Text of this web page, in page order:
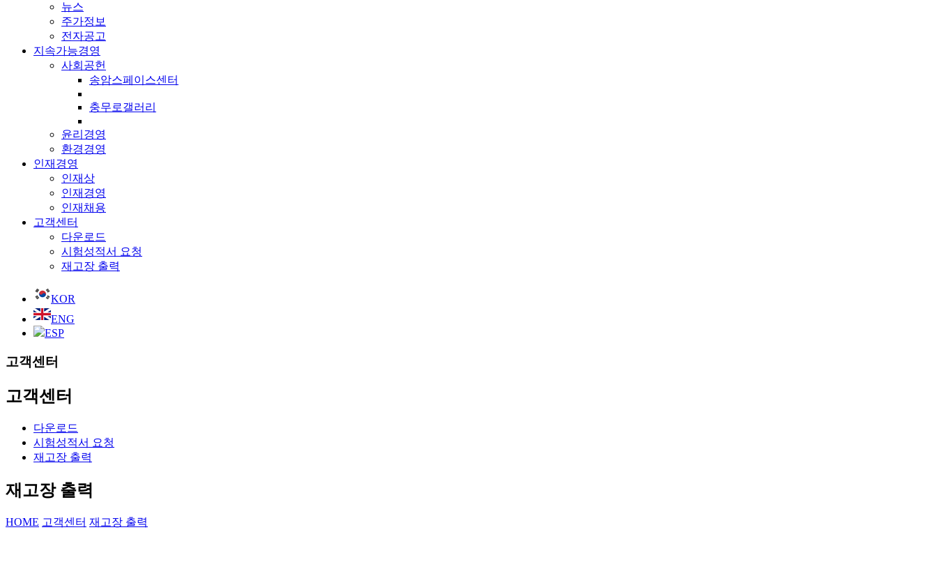
뉴스
주가정보
전자공고
지속가능경영
사회공헌
송암스페이스센터
충무로갤러리
윤리경영
환경경영
인재경영
인재상
인재경영
인재채용
고객센터
다운로드
시험성적서 요청
재고장 출력
KOR
ENG
ESP
고객센터
고객센터
다운로드
시험성적서 요청
재고장 출력
재고장 출력
HOME 고객센터 재고장 출력